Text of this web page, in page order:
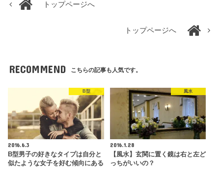
トップページへ
トップページへ
RECOMMEND こちらの記事も人気です。
B型
2016.6.3
B型男子の好きなタイプは自分と
似たような女子を好む傾向にある
風水
2016.1.28
【風水】玄関に置く鏡は右と左ど
っちがいいの？